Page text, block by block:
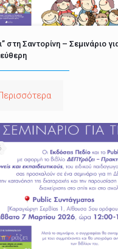
στη Σαντορίνη – Σεμινάριο